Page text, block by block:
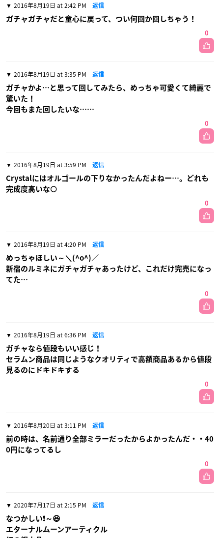
2016年8月19日 at 2:42 PM 返信
ガチャガチャだと童心に戻って、つい何回か回しちゃう！
0
2016年8月19日 at 3:35 PM 返信
ガチャかよ…と思って回してみたら、めっちゃ可愛くて綺麗で
驚いた！
今回もまた回したいな……
0
2016年8月19日 at 3:59 PM 返信
Crystalにはオルゴールの下りなかったんだよねー…。どれも
完成度高いな🌕
0
2016年8月19日 at 4:20 PM 返信
めっちゃほしい～＼(^o^)／
新宿のルミネにガチャガチャあったけど、これだけ完売になっ
てた…
0
2016年8月19日 at 6:36 PM 返信
ガチャなら値段もいい感じ！
セラムン商品は同じようなクオリティで高額商品あるから値段
見るのにドキドキする
0
2016年8月20日 at 3:11 PM 返信
前の時は、名前通り全部ミラーだったからよかったんだ・・40
0円になってるし
0
2020年7月17日 at 2:15 PM 返信
なつかしい❗～😆
エターナルムーンアーティクル